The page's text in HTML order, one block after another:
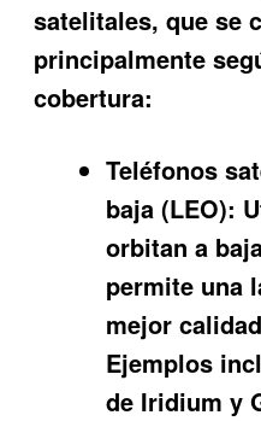
satelitales, que se
principalmente
cobertura:
Teléfonos
baja (LEO):
orbitan a
permite una
mejor
Ejemplos
de Iridium y